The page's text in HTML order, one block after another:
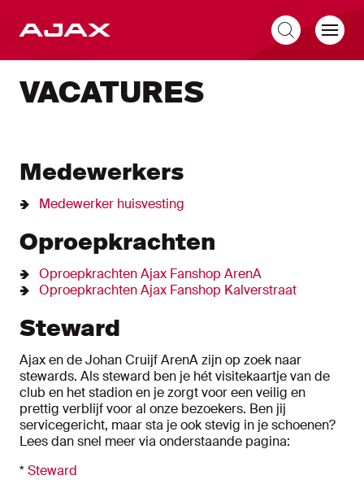
VACATURES
Medewerkers
Medewerker huisvesting
Oproepkrachten
Oproepkrachten Ajax Fanshop ArenA
Oproepkrachten Ajax Fanshop Kalverstraat
Steward
Ajax en de Johan Cruijf ArenA zijn op zoek naar
stewards. Als steward ben je hét visitekaartje van de
club en het stadion en je zorgt voor een veilig en
prettig verblijf voor al onze bezoekers. Ben jij
servicegericht, maar sta je ook stevig in je schoenen?
Lees dan snel meer via onderstaande pagina:
*Steward